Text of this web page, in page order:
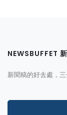
NEWSBUFFET
新聞稿的好去處，